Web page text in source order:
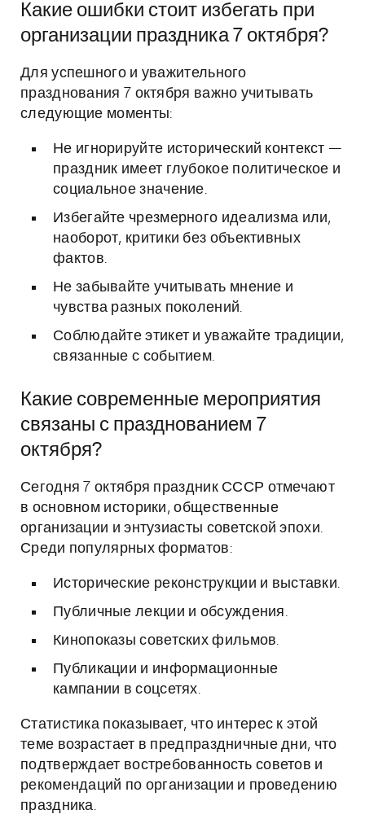
Какие ошибки стоит избегать при
организации праздника 7 октября?
Для успешного и уважительного
празднования 7 октября важно учитывать
следующие моменты:
Не игнорируйте исторический контекст —
праздник имеет глубокое политическое и
социальное значение.
Избегайте чрезмерного идеализма или,
наоборот, критики без объективных
фактов.
Не забывайте учитывать мнение и
чувства разных поколений.
Соблюдайте этикет и уважайте традиции,
связанные с событием.
Какие современные мероприятия
связаны с празднованием 7
октября?
Сегодня 7 октября праздник СССР отмечают
в основном историки, общественные
организации и энтузиасты советской эпохи.
Среди популярных форматов:
Исторические реконструкции и выставки.
Публичные лекции и обсуждения.
Кинопоказы советских фильмов.
Публикации и информационные
кампании в соцсетях.
Статистика показывает, что интерес к этой
теме возрастает в предпраздничные дни, что
подтверждает востребованность советов и
рекомендаций по организации и проведению
праздника.